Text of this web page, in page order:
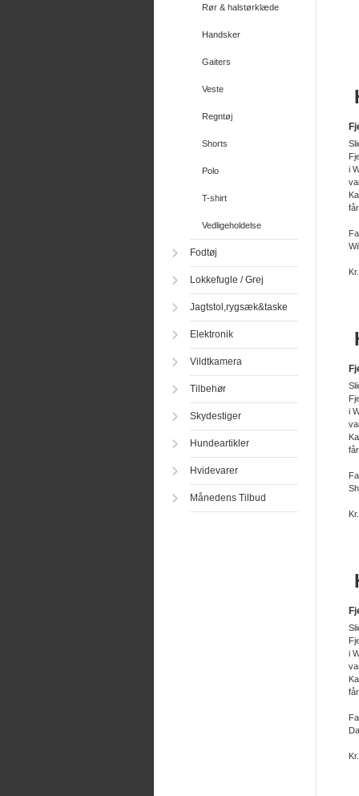
Rør & halstørklæde
Handsker
Gaiters
Veste
Regntøj
Shorts
Polo
T-shirt
Vedligeholdelse
Fodtøj
Lokkefugle / Grej
Jagtstol,rygsæk&taske
Elektronik
Vildtkamera
Tilbehør
Skydestiger
Hundeartikler
Hvidevarer
Månedens Tilbud
i
i
i